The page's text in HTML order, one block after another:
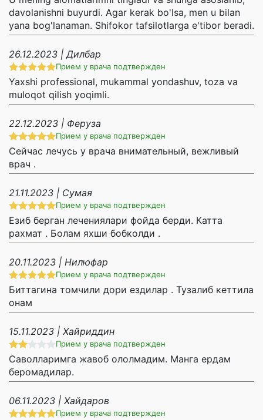
davolanishni buyurdi. Agar kerak bo'lsa, men u bilan
yana bog'lanaman. Shifokor tafsilotlarga e'tibor beradi.
26.12.2023 | Дилбар
Прием у врача подтвержден
Yaxshi professional, mukammal yondashuv, toza va
muloqot qilish yoqimli.
22.12.2023 | Феруза
Прием у врача подтвержден
Сейчас лечусь у врача внимательный, вежливый
врач .
21.11.2023 | Сумая
Прием у врача подтвержден
Езиб берган лечениялари фойда берди. Катта
рахмат . Болам яхши бобколди .
20.11.2023 | Нилюфар
Прием у врача подтвержден
Биттагина томчили дори ездилар . Тузалиб кеттила
онам
15.11.2023 | Хайриддин
Прием у врача подтвержден
Саволларимга жавоб ололмадим. Манга ердам
беромадилар.
06.11.2023 | Хайдаров
Прием у врача подтвержден